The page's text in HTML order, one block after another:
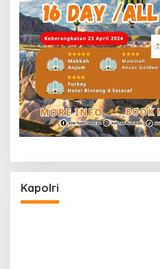
Kapolri